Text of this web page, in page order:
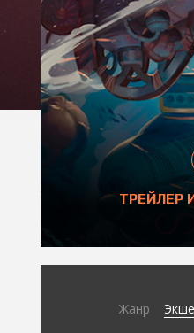
ТРЕЙЛЕР
Жанр